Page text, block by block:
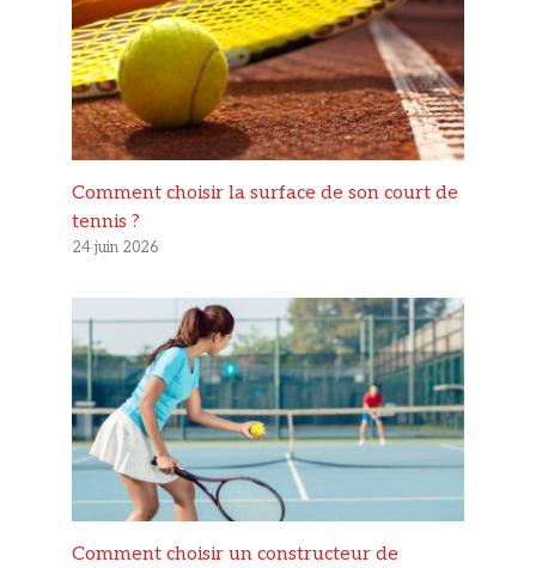
Comment choisir la surface de son court de
tennis ?
24 juin 2026
Comment choisir un constructeur de